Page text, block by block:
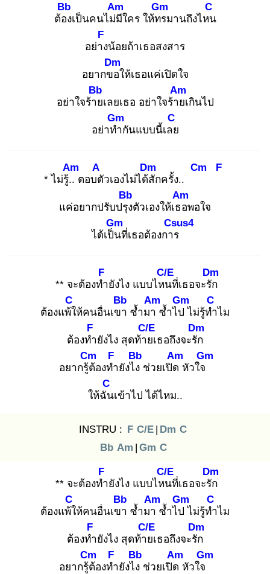
ต้อง
Bb
เป็นคนไม่มี
Am
ใคร ให้ทร
Gm
มานถึงไหน
C
อย่าง
F
น้อยถ้าเธอสงสาร
อยากขอ
Dm
ให้เธอแค่เปิดใจ
อย่าใจร้าย
Bb
เลยเธอ อย่าใจร้าย
Am
เกินไป
อย่าทำ
Gm
กันแบบนี้เลย
C
* ไม่รู้..
Am
ตอบตั
A
วเองไม่ได้สั
Dm
กครั้ง..
Cm F
แค่อยากปรับปรุง
Bb
ตัวเองให้เธอ
Am
พอใจ
ได้เป็น
Gm
ที่เธอต้องการ
Csus4
** จะต้องทำ
F
ยังไง แบบไหน
C/E
ที่เธอจะรัก
Dm
ต้องแพ้ใ
C
ห้คนอื่นเขา
Bb
ซ้ำมา
Am
ซ้ำไป
Gm
ไม่รู้ทำ
C
ไม
ต้องทำ
F
ยังไง สุดท้าย
C/E
เธอถึงจะรัก
Dm
อยากรู้ต้
Cm
องทำ
F
ยังไง
Bb
ช่วยเปิด
Am
หัวใจ
Gm
ให้ฉัน
C
เข้าไป ได้ไหม..
INSTRU : F C/E | Dm C
Bb Am | Gm C
** จะต้องทำ
F
ยังไง แบบไหน
C/E
ที่เธอจะรัก
Dm
ต้องแพ้ใ
C
ห้คนอื่นเขา
Bb
ซ้ำมา
Am
ซ้ำไป
Gm
ไม่รู้ทำ
C
ไม
ต้องทำ
F
ยังไง สุดท้าย
C/E
เธอถึงจะรัก
Dm
อยากรู้ต้
Cm
องทำ
F
ยังไง
Bb
ช่วยเปิด
Am
หัวใจ
Gm